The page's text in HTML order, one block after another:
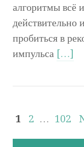
алгоритмы всё
действительно
пробиться в
импульса […]
1 2 … 102